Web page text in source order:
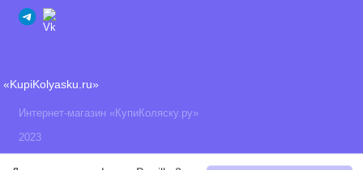
«KupiKolyasku.ru»
Интернет-магазин «КупиКоляску.ру»
2023